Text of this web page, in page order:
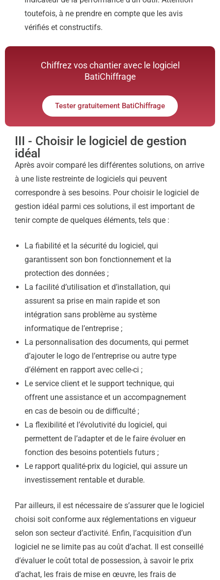
toutefois, à ne prendre en compte que les avis
vérifiés et constructifs.
Chiffrez vos chantier avec le logiciel
BatiChiffrage
Tester gratuitement BatiChiffrage
III - Choisir le logiciel de gestion
idéal
Après avoir comparé les différentes solutions, on arrive
à une liste restreinte de logiciels qui peuvent
correspondre à ses besoins. Pour choisir le logiciel de
gestion idéal parmi ces solutions, il est important de
tenir compte de quelques éléments, tels que :
La fiabilité et la sécurité du logiciel, qui
garantissent son bon fonctionnement et la
protection des données ;
La facilité d’utilisation et d’installation, qui
assurent sa prise en main rapide et son
intégration sans problème au système
informatique de l’entreprise ;
La personnalisation des documents, qui permet
d’ajouter le logo de l’entreprise ou autre type
d’élément en rapport avec celle-ci ;
Le service client et le support technique, qui
offrent une assistance et un accompagnement
en cas de besoin ou de difficulté ;
La flexibilité et l’évolutivité du logiciel, qui
permettent de l’adapter et de le faire évoluer en
fonction des besoins potentiels futurs ;
Le rapport qualité-prix du logiciel, qui assure un
investissement rentable et durable.
Par ailleurs, il est nécessaire de s’assurer que le logiciel
choisi soit conforme aux réglementations en vigueur
selon son secteur d’activité. Enfin, l’acquisition d’un
logiciel ne se limite pas au coût d’achat. Il est conseillé
d’évaluer le coût total de possession, à savoir le prix
d’achat, les frais de mise en œuvre, les frais de